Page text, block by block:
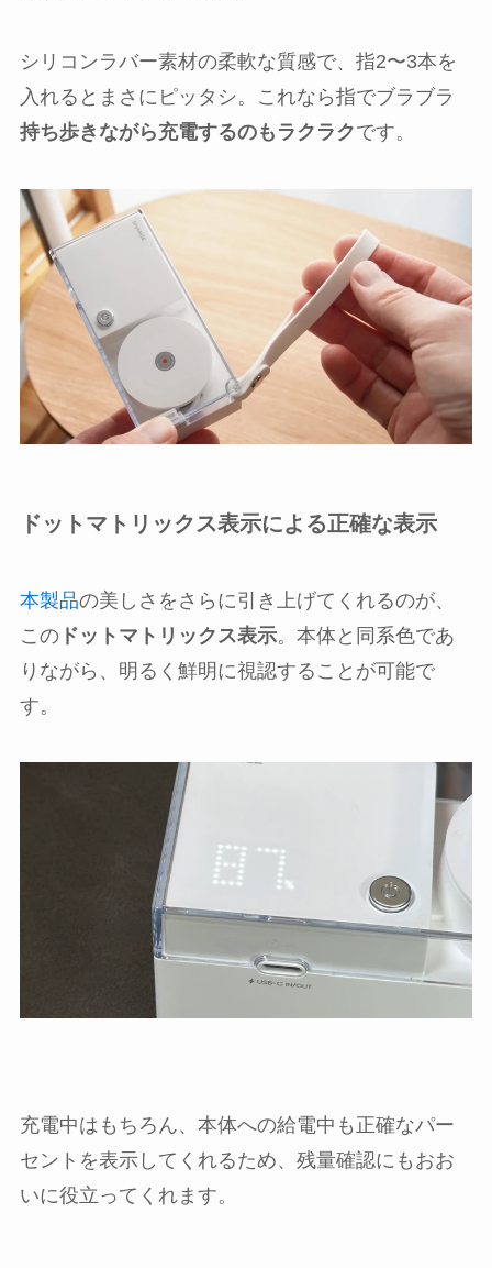
シリコンラバー素材の柔軟な質感で、指2〜3本を
入れるとまさにピッタシ。これなら指でブラブラ
持ち歩きながら充電するのもラクラクです。
ドットマトリックス表示による正確な表示
本製品の美しさをさらに引き上げてくれるのが、
このドットマトリックス表示。本体と同系色であ
りながら、明るく鮮明に視認することが可能で
す。
充電中はもちろん、本体への給電中も正確なパー
セントを表示してくれるため、残量確認にもおお
いに役立ってくれます。